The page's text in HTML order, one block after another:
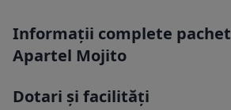
Informații complete
Apartel Mojito
Dotari și facilități